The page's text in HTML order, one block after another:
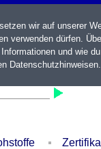
wir auf unserer
verwenden dürfen.
und wie
Datenschutzhinweisen.